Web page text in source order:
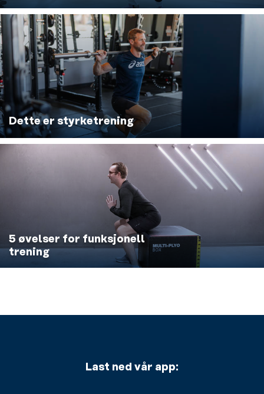
Dette er styrketrening
5 øvelser for funksjonell
trening
Last ned vår app: